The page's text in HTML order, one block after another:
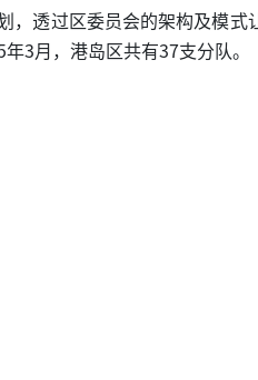
透过区委员会的架构及模
3月，港岛区共有37支分队。